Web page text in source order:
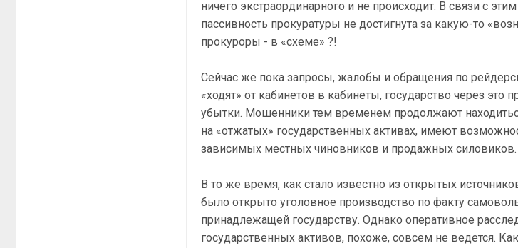
ничего экстраординарного и не происходит. В связи с
пассивность прокуратуры не достигнута за какую-то
прокуроры - в «схеме» ?!
Сейчас же пока запросы, жалобы и обращения по
«ходят» от кабинетов в кабинеты, государство через это
убытки. Мошенники тем временем продолжают
на «отжатых» государственных активах, имеют
зависимых местных чиновников и продажных силовиков.
В то же время, как стало известно из открытых
было открыто уголовное производство по факту
принадлежащей государству. Однако оперативное
государственных активов, похоже, совсем не ведется.